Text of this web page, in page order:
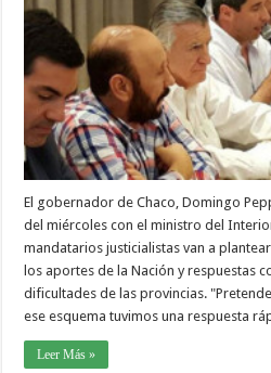
El gobernador de Chaco, Domingo
del miércoles con el ministro del
mandatarios justicialistas van a
los aportes de la Nación y respuestas
dificultades de las provincias.
ese esquema tuvimos una respuesta
Leer Más »